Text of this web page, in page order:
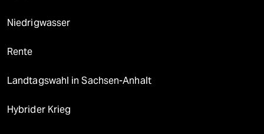
Niedrigwasser
Rente
Landtagswahl in Sachsen-Anhalt
Hybrider Krieg